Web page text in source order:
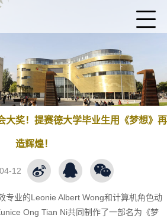
大奖！提赛德大学毕业生用《梦想》再
造辉煌！
12
专业的Leonie Albert Wong和计算机角色动
Ong Tian Ni共同制作了一部名为《梦